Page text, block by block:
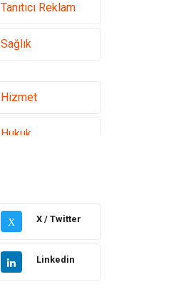
Tanıtıcı Reklam
Sağlık
Hizmet
Hukuk
X X / Twitter
Linkedin